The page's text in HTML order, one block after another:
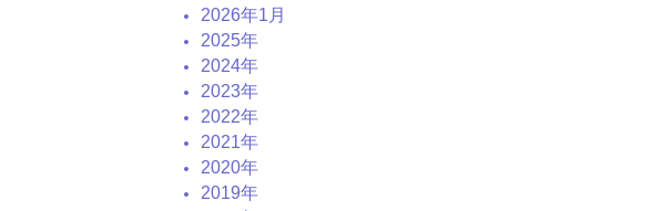
2026年1月
2025年
2024年
2023年
2022年
2021年
2020年
2019年